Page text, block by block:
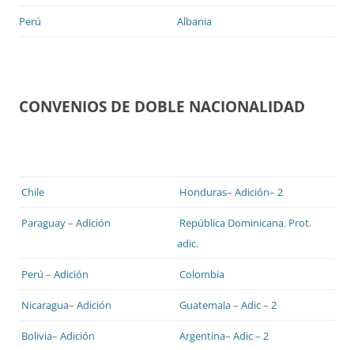
Perú Albania
CONVENIOS DE DOBLE NACIONALIDAD
Chile Honduras– Adición– 2
Paraguay– Adición República Dominicana. Prot.
adic.
Perú – Adición Colombia
Nicaragua– Adición Guatemala– Adic– 2
Bolivia– Adición Argentina– Adic– 2